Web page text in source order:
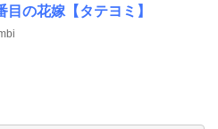
目の花嫁【タテヨミ】